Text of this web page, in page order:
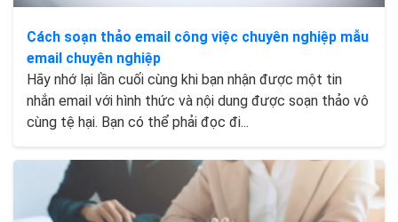
Cách soạn thảo email công việc chuyên nghiệp mẫu
email chuyên nghiệp
Hãy nhớ lại lần cuối cùng khi bạn nhận được một tin
nhắn email với hình thức và nội dung được soạn thảo vô
cùng tệ hại. Bạn có thể phải đọc đi...